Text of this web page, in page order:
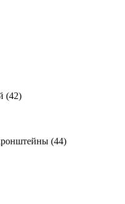
(42)
(44)